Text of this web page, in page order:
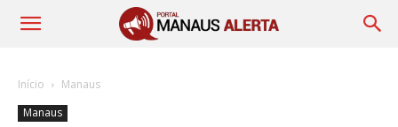
Início
Manaus
Manaus